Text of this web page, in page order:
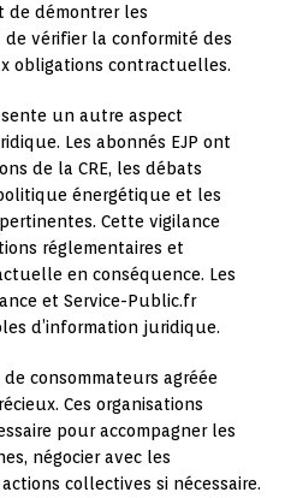
de démontrer les
vérifier la conformité des
obligations contractuelles.
un autre aspect
Les abonnés EJP ont
de la CRE, les débats
énergétique et les
Cette vigilance
réglementaires et
en conséquence. Les
et Service-Public.fr
d’information juridique.
de consommateurs agréée
Ces organisations
pour accompagner les
négocier avec les
collectives si nécessaire.